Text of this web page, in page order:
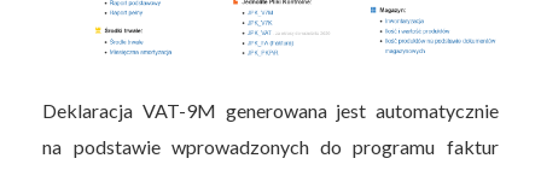
Deklaracja VAT-9M generowana jest automatycznie
na podstawie wprowadzonych do programu faktur